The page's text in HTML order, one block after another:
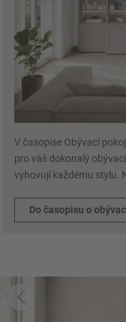
V časopise Obývací
pro váš dokonalý
vyhovují každému stylu.
Do časopisu o